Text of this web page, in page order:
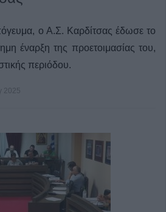
ο Α.Σ. Καρδίτσας έδωσε το
έναρξη της προετοιμασίας του,
περιόδου.
2025